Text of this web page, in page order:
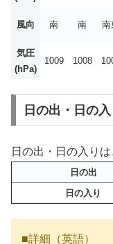
風向 南 南 南
気圧
(hPa)
1009 1008
日の出・日の入
日の出・日の入り
日の出
日の入り
■詳細（英語）